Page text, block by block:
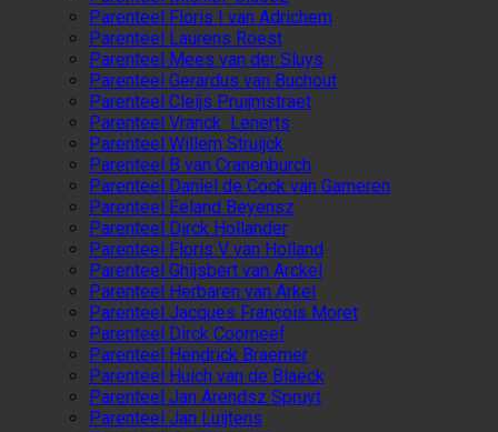
Parenteel Floris I van Adrichem
Parenteel Laurens Roest
Parenteel Mees van der Sluys
Parenteel Gerardus van Buchout
Parenteel Cleijs Pruijmstraet
Parenteel Vranck Lenerts
Parenteel Willem Struijck
Parenteel B van Cranenburch
Parenteel Daniel de Cock van Gameren
Parenteel Eeland Beyensz
Parenteel Dirck Hollander
Parenteel Floris V van Holland
Parenteel Ghijsbert van Arckel
Parenteel Herbaren van Arkel
Parenteel Jacques François Moret
Parenteel Dirck Coorneef
Parenteel Hendrick Braemer
Parenteel Huich van de Blaeck
Parenteel Jan Arendsz Spruyt
Parenteel Jan Luijtens